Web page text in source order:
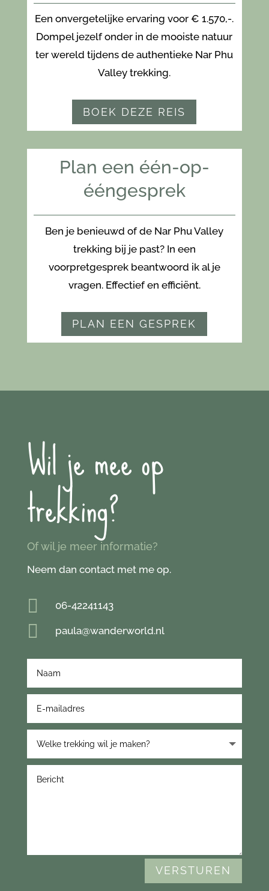
Een onvergetelijke ervaring voor € 1.570,-.
Dompel jezelf onder in de mooiste natuur
ter wereld tijdens de authentieke Nar Phu
Valley trekking.
BOEK DEZE REIS
Plan een één-op-
ééngesprek
Ben je benieuwd of de Nar Phu Valley
trekking bij je past? In een
voorpretgesprek beantwoord ik al je
vragen. Effectief en efficiënt.
PLAN EEN GESPREK
Wil je mee op
trekking?
Of wil je meer informatie?
Neem dan contact met me op.
 06-42241143
 paula@wanderworld.nl
VERSTUREN